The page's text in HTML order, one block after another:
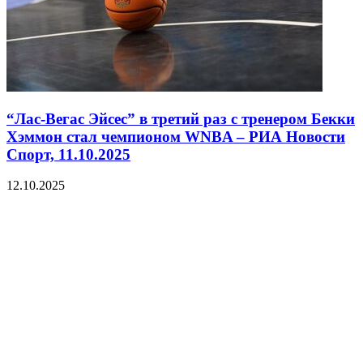
“Лас-Вегас Эйсес” в третий раз с тренером Бекки
Хэммон стал чемпионом WNBA – РИА Новости
Спорт, 11.10.2025
12.10.2025